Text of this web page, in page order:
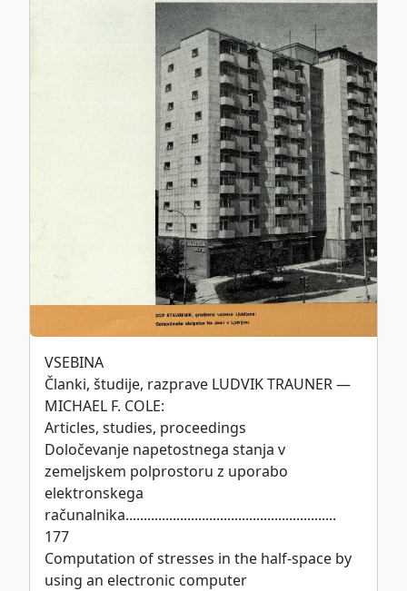
ISSN: 0017-2774
e-ISSN: 2536-4332
COBISS.SI-ID: 859140
UDK: 05:625
CC BY-SA 4.0
international license.
Politika piškotkov
VSEBINA
Članki, študije, razprave LUDVIK TRAUNER —
MICHAEL F. COLE:
Articles, studies, proceedings
Določevanje napetostnega stanja v
zemeljskem polprostoru z uporabo
elektronskega
računalnika..........................................................
177
Computation of stresses in the half-space by
using an electronic computer